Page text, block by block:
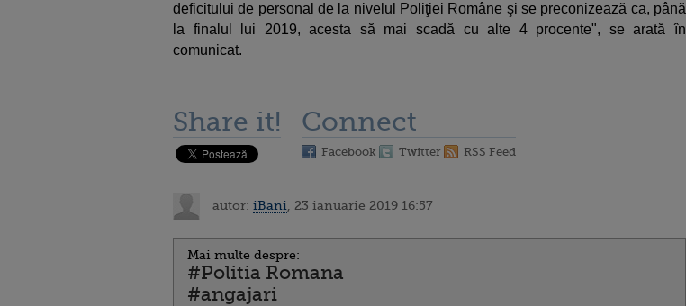
deficitului de personal de la nivelul Poliţiei Române şi se preconizează ca, până
la finalul lui 2019, acesta să mai scadă cu alte 4 procente", se arată în
comunicat.
Share it! Connect
Facebook Twitter RSS Feed
autor: iBani , 23 ianuarie 2019 16:57
Mai multe despre:
#Politia Romana
#angajari